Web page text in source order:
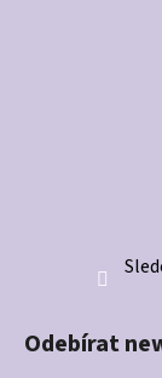
Odebírat